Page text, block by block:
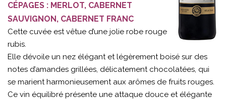
CÉPAGES : MERLOT, CABERNET
SAUVIGNON, CABERNET FRANC
Cette cuvée est vêtue d’une jolie robe rouge
rubis.
Elle dévoile un nez élégant et légèrement boisé sur des
notes d’amandes grillées, délicatement chocolatées, qui
se marient harmonieusement aux arômes de fruits rouges.
Ce vin équilibré présente une attaque douce et élégante